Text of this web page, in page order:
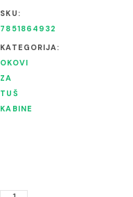
SKU:
7851864932
KATEGORIJA:
OKOVI
ZA
TUŠ
KABINE